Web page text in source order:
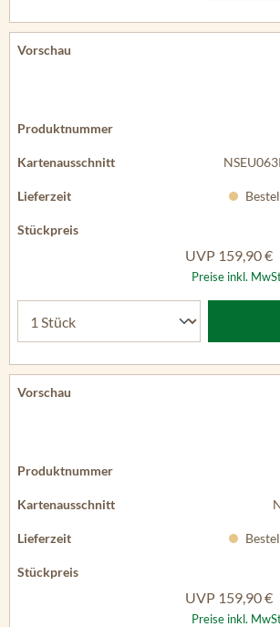
UVP 159,90 €
Preise inkl.
UVP 159,90 €
Preise inkl.